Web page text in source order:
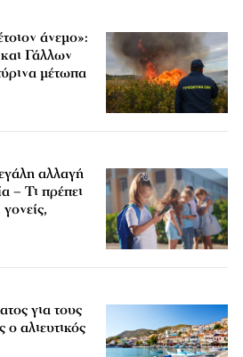
άνεμο»:
Γάλλων
μέτωπα
αλλαγή
– Τι πρέπει
για τους
ο αλιευτικός